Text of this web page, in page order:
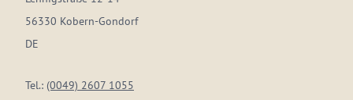
56330 Kobern-Gondorf
DE
Tel.: (0049) 2607 1055